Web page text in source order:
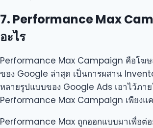
7. Performance Max
อะไร
Performance Max Campaign คือโฆ
ของ Google ล่าสุด เป็นการผสาน
หลายรูปแบบของ Google Ads เอาไว้ภา
Performance Max Campaign เพียงแ
Performance Max ถูกออกแบบมาเพื่อต่